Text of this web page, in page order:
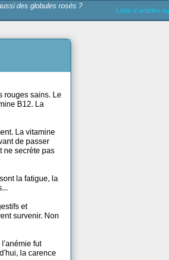
qu'il y a aussi des globules rosés ?
globules rouges sains. Le
en vitamine B12. La
de l'aliment. La vitamine
avant de passer
du patient ne secrète pas
froids...
digestifs et
peuvent survenir. Non